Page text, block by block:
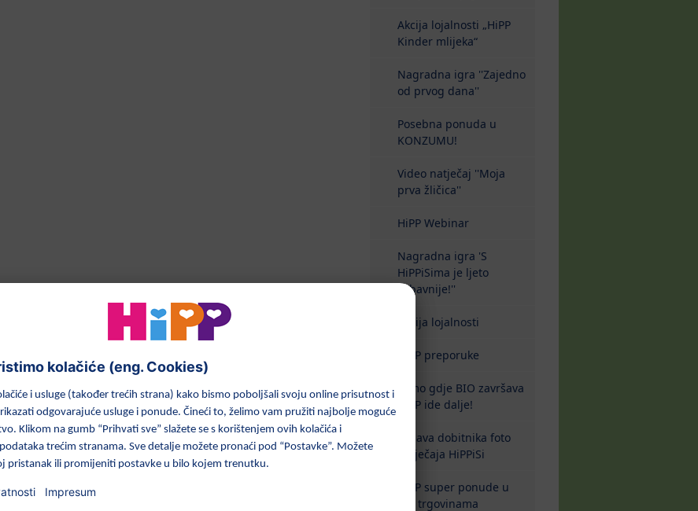
Akcija lojalnosti „HiPP
Kinder mlijeka“
Nagradna igra ''Zajedno
od prvog dana''
Posebna ponuda u
KONZUMU!
Video natječaj ''Moja
prva žličica''
HiPP Webinar
Nagradna igra 'S
HiPPiSima je ljeto
zabavnije!''
Akcija lojalnosti
HiPP preporuke
Tamo gdje BIO završava
HiPP ide dalje!
Objava dobitnika foto
natječaja HiPPiSi
HiPP super ponude u
dm trgovinama